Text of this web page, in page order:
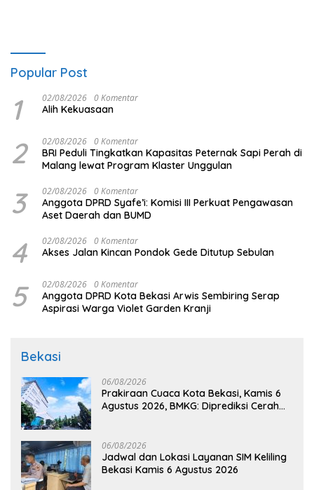
Popular Post
1 02/08/2026 0 Komentar
Alih Kekuasaan
2 02/08/2026 0 Komentar
BRI Peduli Tingkatkan Kapasitas Peternak Sapi Perah di
Malang lewat Program Klaster Unggulan
3 02/08/2026 0 Komentar
Anggota DPRD Syafe’i: Komisi III Perkuat Pengawasan
Aset Daerah dan BUMD
4 02/08/2026 0 Komentar
Akses Jalan Kincan Pondok Gede Ditutup Sebulan
5 02/08/2026 0 Komentar
Anggota DPRD Kota Bekasi Arwis Sembiring Serap
Aspirasi Warga Violet Garden Kranji
Bekasi
06/08/2026
Prakiraan Cuaca Kota Bekasi, Kamis 6
Agustus 2026, BMKG: Diprediksi Cerah
06/08/2026
Jadwal dan Lokasi Layanan SIM Keliling
Bekasi Kamis 6 Agustus 2026